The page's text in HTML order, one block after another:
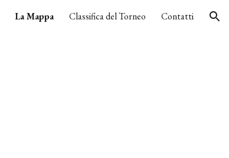
La Mappa Classifica del Torneo Contatti